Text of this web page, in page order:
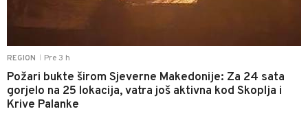
REGION Pre 3 h
Požari bukte širom Sjeverne Makedonije: Za 24 sata
gorjelo na 25 lokacija, vatra još aktivna kod Skoplja i
Krive Palanke